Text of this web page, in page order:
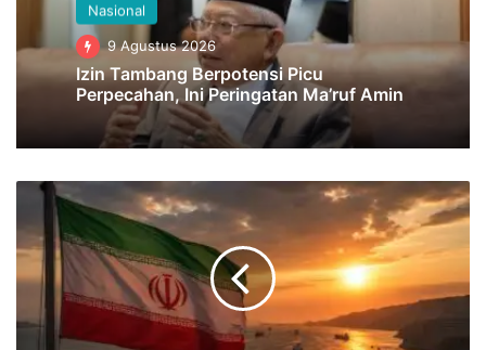
Nasional
9 Agustus 2026
Izin Tambang Berpotensi Picu
Perpecahan, Ini Peringatan Ma’ruf Amin
Iran
Siapkan
Aturan
Baru
Selat
Hormuz,
Negara